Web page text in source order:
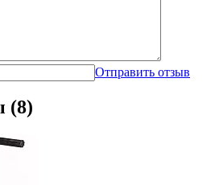
Отправить отзыв
(8)